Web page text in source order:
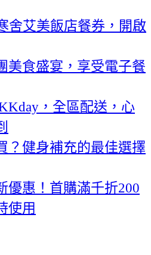
舍艾美飯店餐券，開啟
美食盛宴，享受電子餐
，全區配送，心
？健身補充的最佳選擇
優惠！首購滿千折200
使用